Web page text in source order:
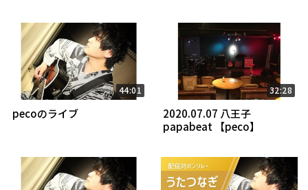
44:01
pecoのライブ
32:28
2020.07.07 八王子
papabeat 【peco】